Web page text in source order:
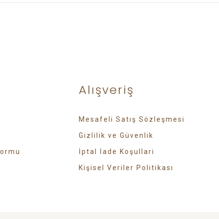
Alışveriş
Mesafeli Satış Sözleşmesi
Gizlilik ve Güvenlik
İptal İade Koşullari
Kişisel Veriler Politikası